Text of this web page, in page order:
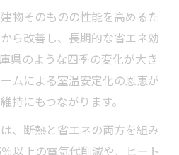
物そのものの性能を高めるた
ら改善し、長期的な省エネ効
県のような四季の変化が大き
ムによる室温安定化の恩恵が
持にもつながります。
、断熱と省エネの両方を組み
以上の電気代削減や、ヒート